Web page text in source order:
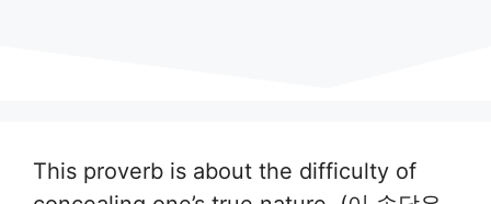
This proverb is about the difficulty of